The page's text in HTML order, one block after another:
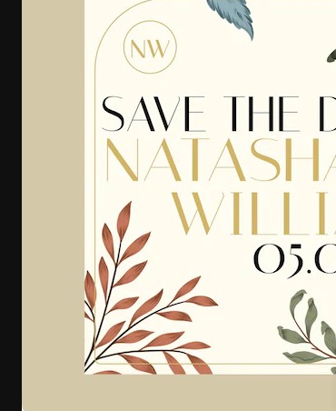
Креативная платформа для создания
ваших лучших работ. Более 1 миллиона
подписчиков среди креаторов,
предприятий, агентств и студий.
Pусский